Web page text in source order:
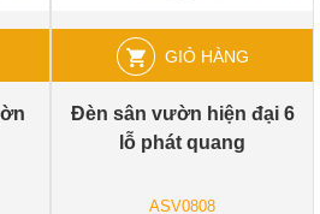
GIỎ HÀNG
Đèn sân vườn hiện đại 6
lỗ phát quang
ASV0808